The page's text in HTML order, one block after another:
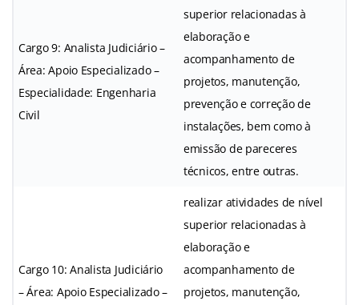
Cargo 9: Analista Judiciário –
Área: Apoio Especializado –
Especialidade: Engenharia
Civil
superior relacionadas à
elaboração e
acompanhamento de
projetos, manutenção,
prevenção e correção de
instalações, bem como à
emissão de pareceres
técnicos, entre outras.
Cargo 10: Analista Judiciário
– Área: Apoio Especializado –
realizar atividades de nível
superior relacionadas à
elaboração e
acompanhamento de
projetos, manutenção,